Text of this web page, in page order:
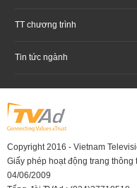
TT chương trình
Tin tức ngành
Copyright 2016 - Vietnam
Giấy phép hoạt động trang
04/06/2009